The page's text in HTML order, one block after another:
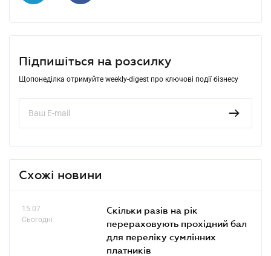
Підпишіться на розсилку
Щопонеділка отримуйте weekly-digest про ключові події бізнесу
Схожі новини
15.07
Сьогодні
Скільки разів на рік
перераховують прохідний бал
для переліку сумлінних
платників